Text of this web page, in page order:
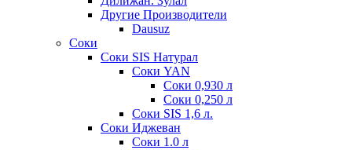
Другие Производители
Dausuz
Соки
Соки SIS Натурал
Соки YAN
Соки 0,930 л
Соки 0,250 л
Соки SIS 1,6 л.
Соки Иджеван
Соки 1.0 л